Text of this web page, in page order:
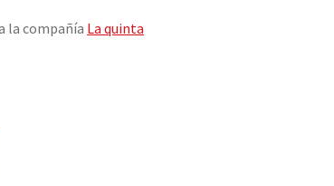
la compañía La quinta